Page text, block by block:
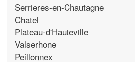
Serrieres-en-Chautagne
Chatel
Plateau-d'Hauteville
Valserhone
Peillonnex